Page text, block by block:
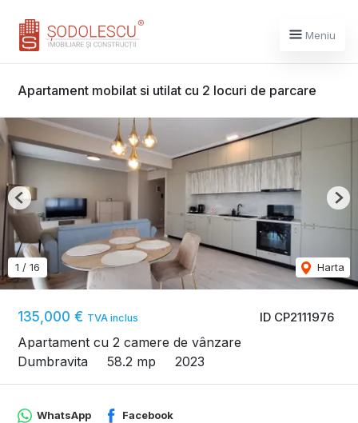
Meniu
Apartament mobilat si utilat cu 2 locuri de parcare
ID CP2111976
135,000 € TVA inclus
Apartament cu 2 camere de vânzare
Dumbravita
58.2 mp 2023
1 / 16 Harta
Previous
WhatsApp Facebook